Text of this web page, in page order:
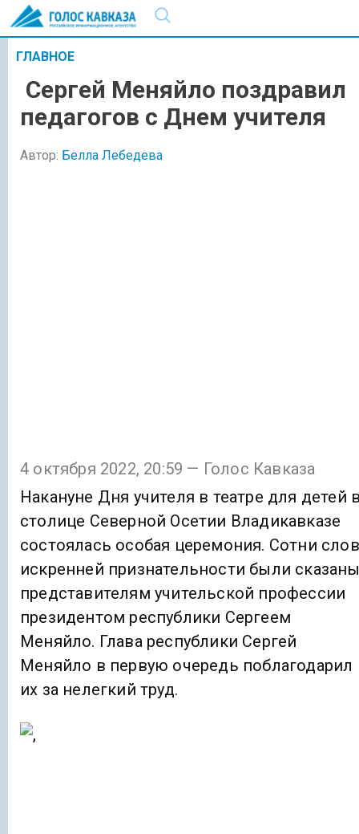
ГЛАВНОЕ
Сергей Меняйло поздравил
педагогов с Днем учителя
Автор: Белла Лебедева
4 октября 2022, 20:59 — Голос Кавказа
Накануне Дня учителя в театре для детей
столице Северной Осетии Владикавказе
состоялась особая церемония. Сотни слов
искренней признательности были
представителям учительской профессии
президентом республики Сергеем
Меняйло. Глава республики Сергей
Меняйло в первую очередь поблагодарил
их за нелегкий труд.